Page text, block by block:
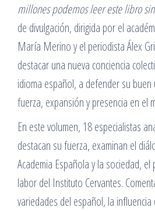
millones podemos leer este libro
de divulgación, dirigida por el
María Merino y el periodista Álex
destacar una nueva conciencia
idioma español, a defender su buen
fuerza, expansión y presencia en el
En este volumen, 18 especialistas
destacan su fuerza, examinan el
Academia Española y la sociedad, el
labor del Instituto Cervantes.
variedades del español, la